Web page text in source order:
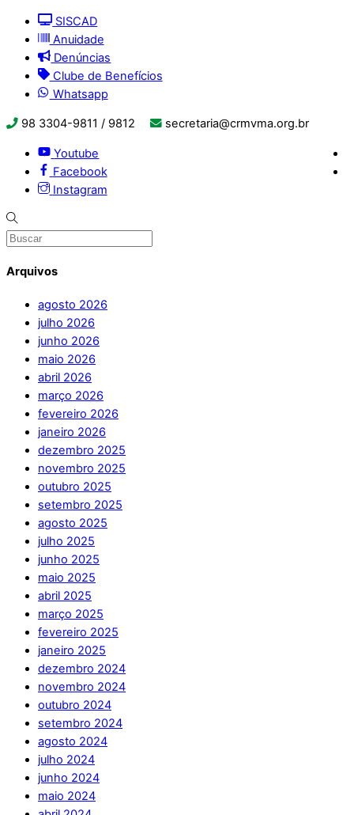
SISCAD
Anuidade
Denúncias
Clube de Benefícios
Whatsapp
98 3304-9811 / 9812 secretaria@crmvma.org.br
Youtube
Facebook
Instagram
Arquivos
agosto 2026
julho 2026
junho 2026
maio 2026
abril 2026
março 2026
fevereiro 2026
janeiro 2026
dezembro 2025
novembro 2025
outubro 2025
setembro 2025
agosto 2025
julho 2025
junho 2025
maio 2025
abril 2025
março 2025
fevereiro 2025
janeiro 2025
dezembro 2024
novembro 2024
outubro 2024
setembro 2024
agosto 2024
julho 2024
junho 2024
maio 2024